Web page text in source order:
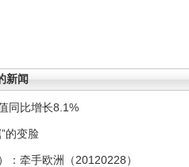
新闻
同比增长8.1%
的变脸
：牵手欧洲（20120228）